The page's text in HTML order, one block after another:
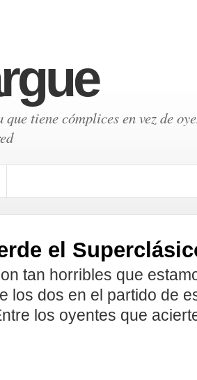
tiene cómplices en vez de
el
tan horribles que
los dos en el partido de
los oyentes que